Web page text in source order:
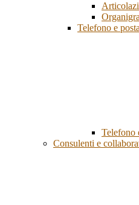
Telefono e
Telefono
Consulenti e